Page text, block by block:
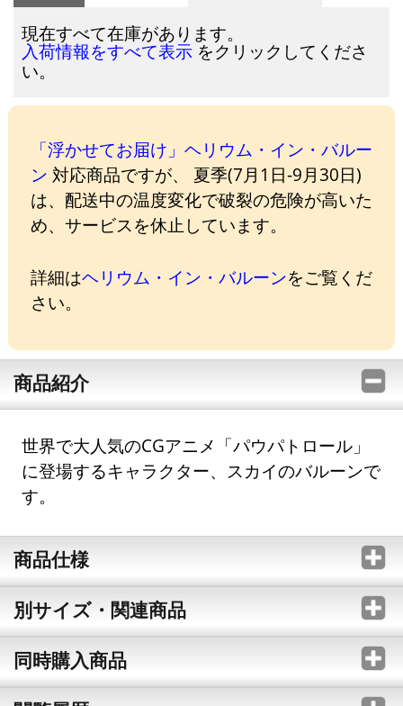
現在すべて在庫があります。
入荷情報をすべて表示 をクリックしてくださ
い。
「浮かせてお届け」ヘリウム・イン・バルー
ン 対応商品ですが、 夏季(7月1日-9月30日)
は、配送中の温度変化で破裂の危険が高いた
め、サービスを休止しています。
詳細はヘリウム・イン・バルーンをご覧くだ
さい。
商品紹介
世界で大人気のCGアニメ「パウパトロール」
に登場するキャラクター、スカイのバルーンで
す。
商品仕様
別サイズ・関連商品
同時購入商品